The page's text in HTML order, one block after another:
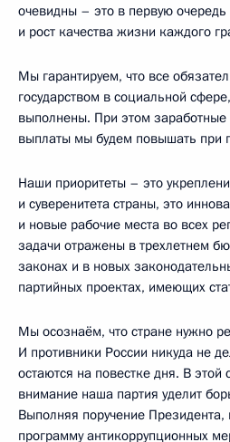
очевидны – это в первую
и рост качества жизни каждого
Мы гарантируем, что все
государством в социальной
выполнены. При этом заработные
выплаты мы будем повышать при
Наши приоритеты – это
и суверенитета страны, это
и новые рабочие места во всех
задачи отражены в трехлетнем
законах и в новых
партийных проектах, имеющих
Мы осознаём, что стране нужно
И противники России никуда не
остаются на повестке дня. В этой
внимание наша партия уделит
Выполняя поручение
программу антикоррупционных